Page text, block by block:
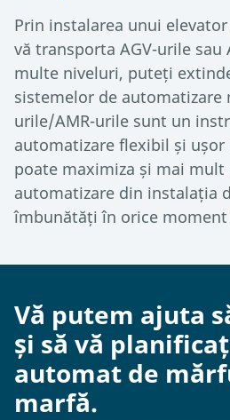
Prin instalarea unui
vă transporta AGV-urile sau
multe niveluri, puteți
sistemelor de automatizare
urile/AMR-urile sunt un
automatizare flexibil și ușor
poate maximiza și mai mult
automatizare din instalația
îmbunătăți în orice moment
Vă putem ajuta
și să vă
automat de
marfă.